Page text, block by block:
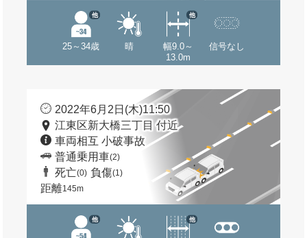
25～34歳
他
晴
幅9.0～
13.0m
他
信号なし
2022年6月2日(木)11:50
江東区新大橋三丁目 付近
車両相互 小破事故
普通乗用車(2)
死亡(0) 負傷(1)
距離145m
他 他